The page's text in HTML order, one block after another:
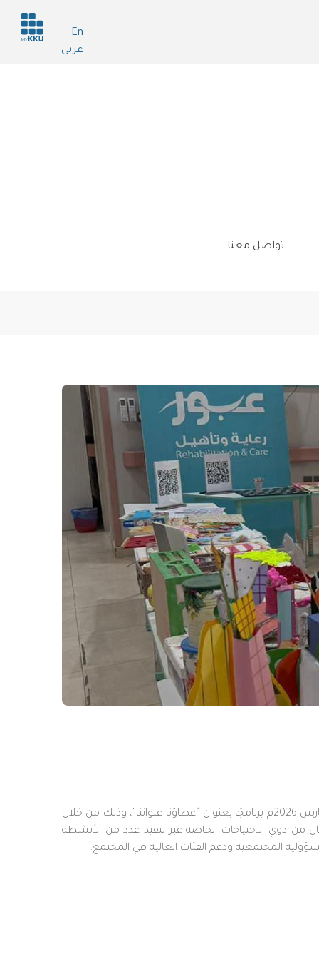
En
عربي
Header
services
تواصل معنا
نظّم نادي كلية التمريض بمحايل عسير بجامعة الملك خالد، بالتعاون مع وكالة عمادة شؤون الطلاب لشؤون الطالبات، يوم الثلاثاء 3 مارس 2026م برنامجًا بعنوان “عطاؤنا عنواننا”، وذلك من خلال
الفرح والسرور إلى قلوب الأطفال من ذوي الاحتياجات الخاصة عبر تنفيذ عدد من الأنشطة
المجتمعية ودعم الفئات الغالية في المجتمع.